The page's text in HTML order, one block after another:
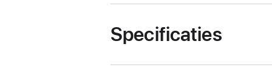
Specificaties